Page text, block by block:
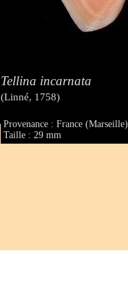
Tellina incarnata
(Linné, 1758)
Provenance : France (Marseille)
Taille : 29 mm